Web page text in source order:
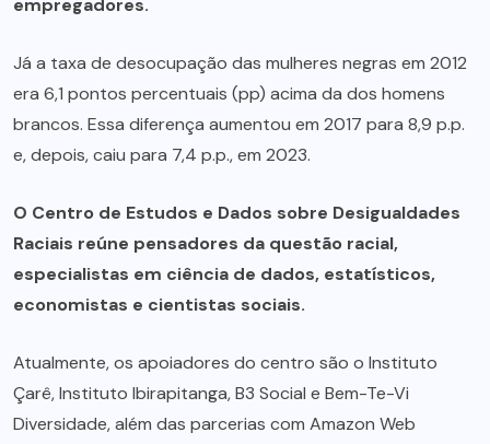
empregadores.
Já a taxa de desocupação das mulheres negras em 2012
era 6,1 pontos percentuais (pp) acima da dos homens
brancos. Essa diferença aumentou em 2017 para 8,9 p.p.
e, depois, caiu para 7,4 p.p., em 2023.
O Centro de Estudos e Dados sobre Desigualdades
Raciais reúne pensadores da questão racial,
especialistas em ciência de dados, estatísticos,
economistas e cientistas sociais.
Atualmente, os apoiadores do centro são o Instituto
Çarê, Instituto Ibirapitanga, B3 Social e Bem-Te-Vi
Diversidade, além das parcerias com Amazon Web